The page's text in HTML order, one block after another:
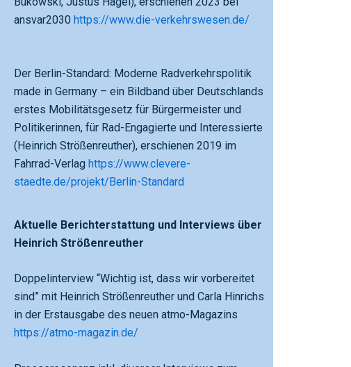
ansvar2030 https://www.die-verkehrswesen.de/
Der Berlin-Standard: Moderne Radverkehrspolitik
made in Germany – ein Bildband über Deutschlands
erstes Mobilitätsgesetz für Bürgermeister und
Politikerinnen, für Rad-Engagierte und Interessierte
(Heinrich Strößenreuther), erschienen 2019 im
Fahrrad-Verlag https://www.clevere-
staedte.de/projekt/Berlin-Standard
Aktuelle Berichterstattung und Interviews über
Heinrich Strößenreuther
Doppelinterview “Wichtig ist, dass wir vorbereitet
sind” mit Heinrich Strößenreuther und Carla Hinrichs
in der Erstausgabe des neuen atmo-Magazins
https://atmo-magazin.de/